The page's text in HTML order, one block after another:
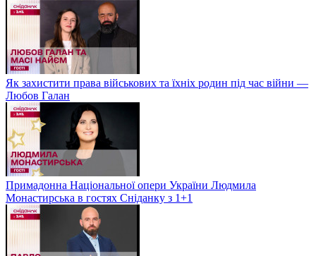
Як захистити права військових та їхніх родин під час війни —
Любов Галан
Примадонна Національної опери України Людмила
Монастирська в гостях Сніданку з 1+1